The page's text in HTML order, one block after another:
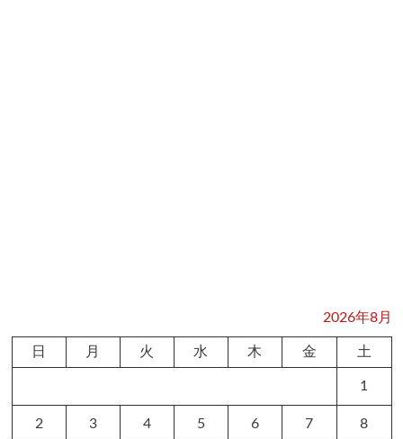
2026年8月
日 月 火 水 木 金 土
1
2 3 4 5 6 7 8